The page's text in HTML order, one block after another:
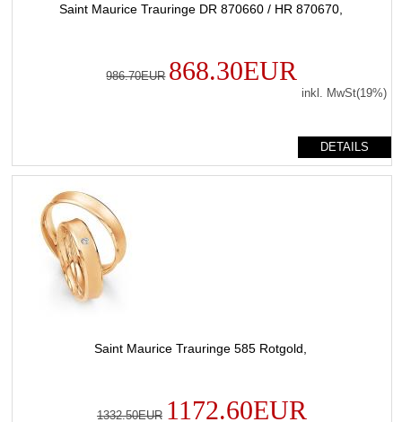
Saint Maurice Trauringe DR 870660 / HR 870670,
986.70EUR 868.30EUR
inkl. MwSt(19%)
DETAILS
Saint Maurice Trauringe 585 Rotgold,
1332.50EUR 1172.60EUR